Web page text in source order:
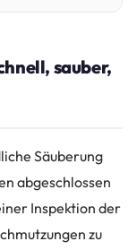
sauber,
Säuberung
abgeschlossen
Inspektion der
zu